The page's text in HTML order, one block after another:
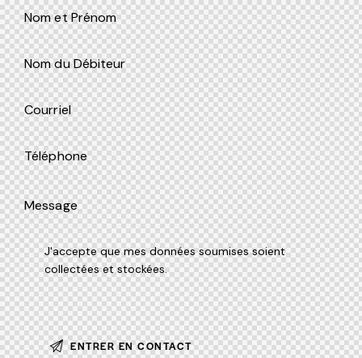
J'accepte que mes données soumises soient
collectées et stockées.